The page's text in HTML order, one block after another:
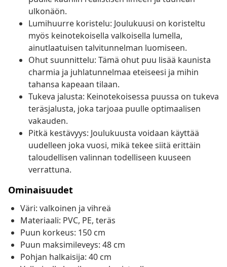
ulkonäön.
Lumihuurre koristelu: Joulukuusi on koristeltu
myös keinotekoisella valkoisella lumella,
ainutlaatuisen talvitunnelman luomiseen.
Ohut suunnittelu: Tämä ohut puu lisää kaunista
charmia ja juhlatunnelmaa eteiseesi ja mihin
tahansa kapeaan tilaan.
Tukeva jalusta: Keinotekoisessa puussa on tukeva
teräsjalusta, joka tarjoaa puulle optimaalisen
vakauden.
Pitkä kestävyys: Joulukuusta voidaan käyttää
uudelleen joka vuosi, mikä tekee siitä erittäin
taloudellisen valinnan todelliseen kuuseen
verrattuna.
Ominaisuudet
Väri: valkoinen ja vihreä
Materiaali: PVC, PE, teräs
Puun korkeus: 150 cm
Puun maksimileveys: 48 cm
Pohjan halkaisija: 40 cm